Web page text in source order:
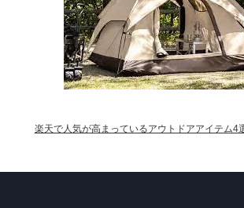
楽天で人気が高まっているアウトドアアイテム4